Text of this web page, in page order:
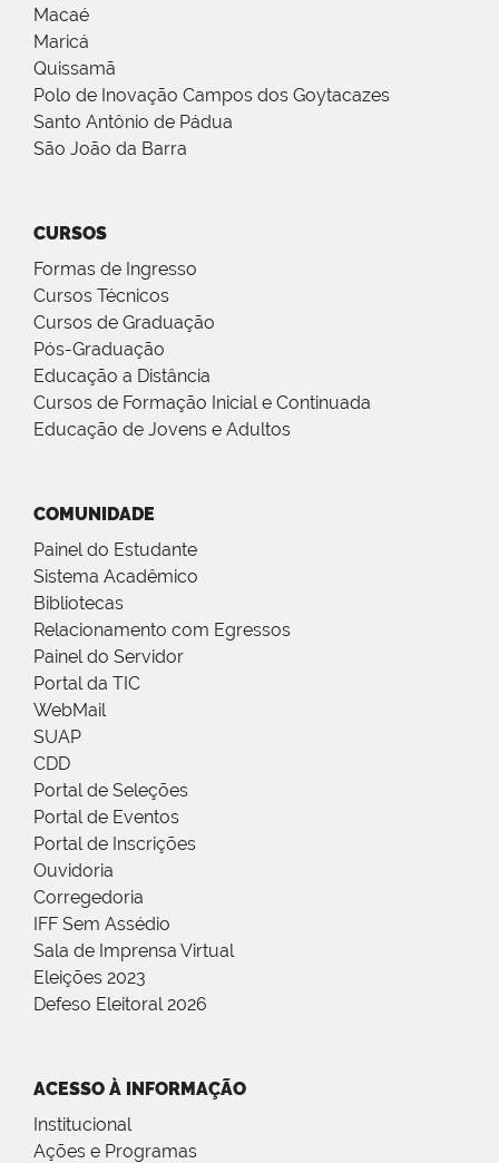
Macaé
Maricá
Quissamã
Polo de Inovação Campos dos Goytacazes
Santo Antônio de Pádua
São João da Barra
CURSOS
Formas de Ingresso
Cursos Técnicos
Cursos de Graduação
Pós-Graduação
Educação a Distância
Cursos de Formação Inicial e Continuada
Educação de Jovens e Adultos
COMUNIDADE
Painel do Estudante
Sistema Acadêmico
Bibliotecas
Relacionamento com Egressos
Painel do Servidor
Portal da TIC
WebMail
SUAP
CDD
Portal de Seleções
Portal de Eventos
Portal de Inscrições
Ouvidoria
Corregedoria
IFF Sem Assédio
Sala de Imprensa Virtual
Eleições 2023
Defeso Eleitoral 2026
ACESSO À INFORMAÇÃO
Institucional
Ações e Programas